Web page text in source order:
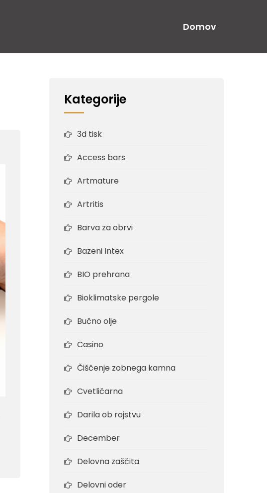
Domov
Kategorije
3d tisk
Access bars
Artmature
Artritis
Barva za obrvi
Bazeni Intex
BIO prehrana
Bioklimatske pergole
Bučno olje
Casino
Čiščenje zobnega kamna
Cvetličarna
Darila ob rojstvu
December
Delovna zaščita
Delovni oder